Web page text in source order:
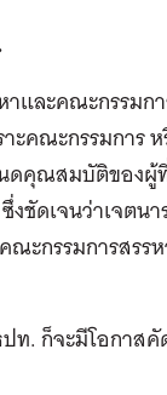
และคณะกรรมก
คณะกรรมการ
ดคุณสมบัติของผู้
งชัดเจนว่าเจต
ะกรรมการสร
ท. ก็จะมีโอกา